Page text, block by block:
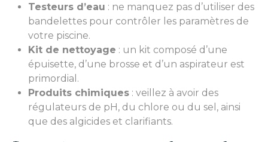
Testeurs d’eau : ne manquez pas d’utiliser des
bandelettes pour contrôler les paramètres de
votre piscine.
Kit de nettoyage : un kit composé d’une
épuisette, d’une brosse et d’un aspirateur est
primordial.
Produits chimiques : veillez à avoir des
régulateurs de pH, du chlore ou du sel, ainsi
que des algicides et clarifiants.